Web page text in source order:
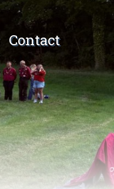
Contact